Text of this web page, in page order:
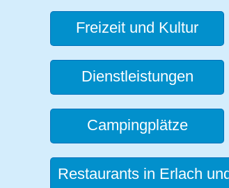
Freizeit und Kultur
Dienstleistungen
Campingplätze
Restaurants in Erlach